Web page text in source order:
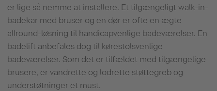
er lige så nemme at installere. Et tilgængeligt walk-in-
badekar med bruser og en dør er ofte en ægte
allround-løsning til handicapvenlige badeværelser. En
badelift anbefales dog til kørestolsvenlige
badeværelser. Som det er tilfældet med tilgængelige
brusere, er vandrette og lodrette støttegreb og
understøtninger et must.